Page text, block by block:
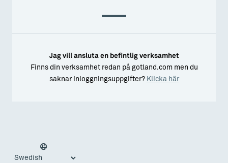
Jag vill ansluta en befintlig verksamhet
Finns din verksamhet redan på gotland.com men du
saknar inloggningsuppgifter? Klicka här